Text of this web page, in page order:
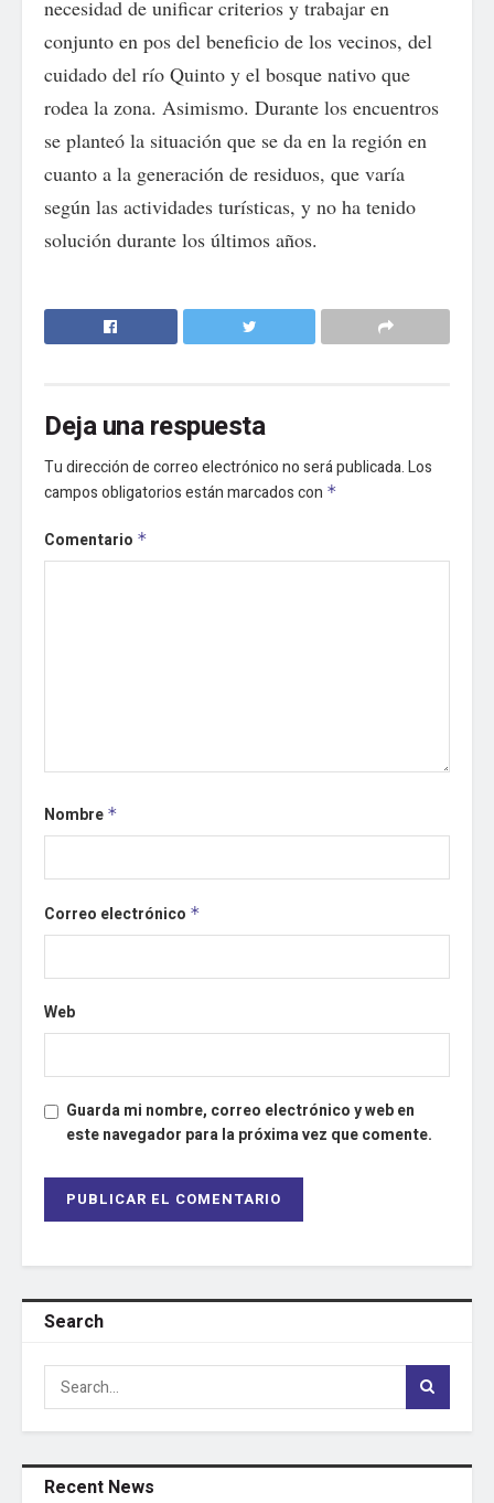
necesidad de unificar criterios y trabajar en
conjunto en pos del beneficio de los vecinos, del
cuidado del río Quinto y el bosque nativo que
rodea la zona. Asimismo. Durante los encuentros
se planteó la situación que se da en la región en
cuanto a la generación de residuos, que varía
según las actividades turísticas, y no ha tenido
solución durante los últimos años.
Deja una respuesta
Tu dirección de correo electrónico no será publicada.Los
campos obligatorios están marcados con *
Comentario *
Nombre *
Correo electrónico *
Web
Guarda mi nombre, correo electrónico y web en
este navegador para la próxima vez que comente.
Search
Recent News